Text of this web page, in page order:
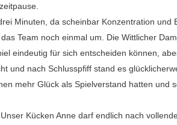
Minuten, da scheinbar Konzentration
Team noch einmal um. Die Wittlicher
eindeutig für sich entscheiden können,
und nach Schlusspfiff stand es
mehr Glück als Spielverstand hatten
Kücken Anne darf endlich nach